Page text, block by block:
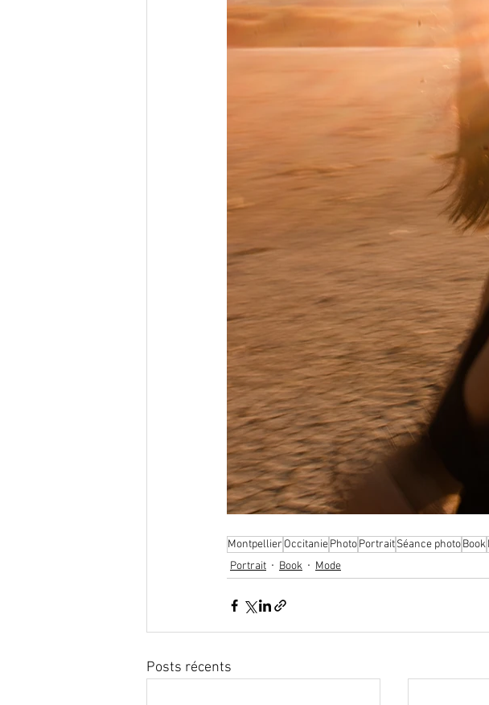
Montpellier OccitaniePhotoPortraitSéance photoBook
Portrait
Book Mode
Posts récents